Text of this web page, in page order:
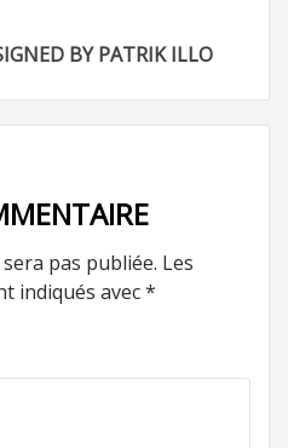
BY PATRIK ILLO
pas publiée. Les
indiqués avec*